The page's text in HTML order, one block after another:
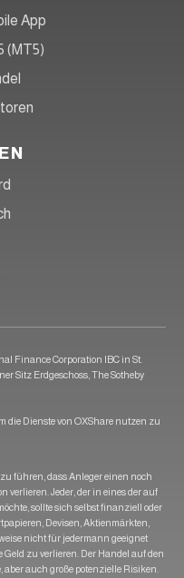
App
(MT5)
Finance Corporation IBC in St.
Sitz Erdgeschoss, The Sotheby
die Dienste von OXShare nutzen zu
führen, dass Anleger einen noch
verlieren. Jeder, der in eines der auf
sollte sich selbst finanziell oder
Devisen, Aktienmärkten,
nicht für jedermann geeignet
Geld zu verlieren. Der Handel auf den
auch große potenzielle Risiken.